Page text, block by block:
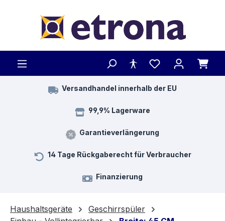
Versandhandel innerhalb der EU
99,9% Lagerware
Garantieverlängerung
14 Tage Rückgaberecht für Verbraucher
Finanzierung
Haushaltsgeräte
Geschirrspüler